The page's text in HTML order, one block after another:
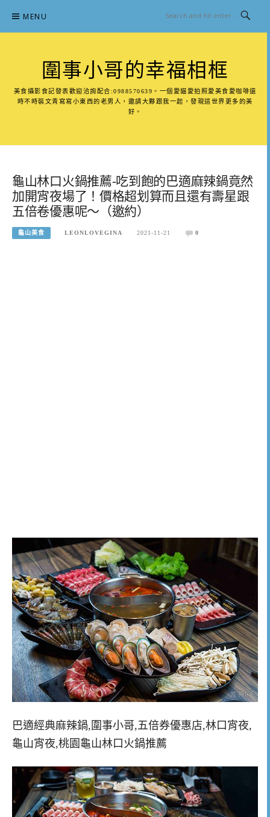
content
MENU
圍事小哥的幸福相框
美食攝影食記發表歡迎洽詢配合:0988570639。一個愛貓愛拍照愛美食愛咖啡還
時不時裝文青寫寫小東西的老男人，邀請大夥跟我一起，發現這世界更多的美
好。
龜山林口火鍋推薦-吃到飽的巴適麻辣鍋竟然
加開宵夜場了！價格超划算而且還有壽星跟
五倍卷優惠呢～（邀約）
龜山美食 LEONLOVEGINA 2021-11-21 0
巴適經典麻辣鍋,圍事小哥,五倍券優惠店,林口宵夜,
龜山宵夜,桃園龜山林口火鍋推薦